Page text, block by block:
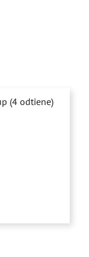
(4 odtiene)